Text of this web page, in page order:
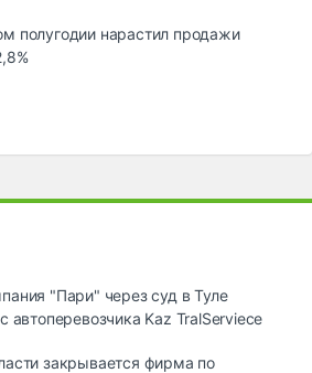
полугодии нарастил продажи
"Пари" через суд в Туле
автоперевозчика Kaz TralServiece
закрывается фирма по